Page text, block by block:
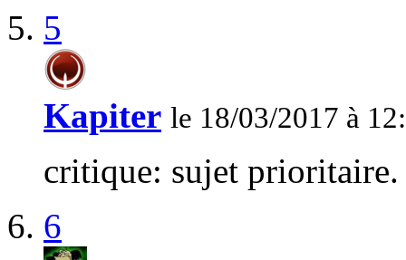
5
Kapiter le 18/03/2017 à
critique: sujet prioritaire.
6